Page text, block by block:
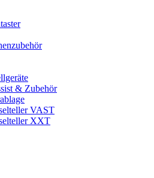
& Zubehör
VAST
XXT